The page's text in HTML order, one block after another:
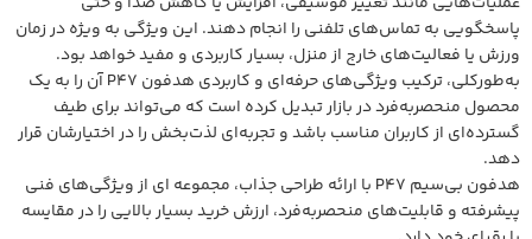
پاسخگویی به تماس‌های تلفنی را انجام دهند. این ویژگی به ویژه در زمان
ورزش یا فعالیت‌های خارج از منزل، بسیار کاربردی و مفید خواهد بود.
به‌طورکلی، ترکیب ویژگی‌های حرفه‌ای و کاربردی هدفون P47 آن را به یک
محصول منحصربه‌فرد در بازار تبدیل کرده است که می‌تواند برای طیف
گسترده‌ای از کاربران مناسب باشد و تجربه‌ای لذت‌بخش را در اختیارشان قرار
دهد.
هدفون بی‌سیم P47 با ارائه طراحی جذاب، مجموعه ای از ویژگی‌های فنی
پیشرفته و قابلیت‌های منحصربه‌فرد، ارزش خرید بسیار بالایی را در مقایسه